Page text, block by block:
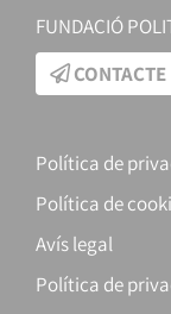
FUNDACIÓ
CONTACTE
Política de
Política de
Avís legal
Política de